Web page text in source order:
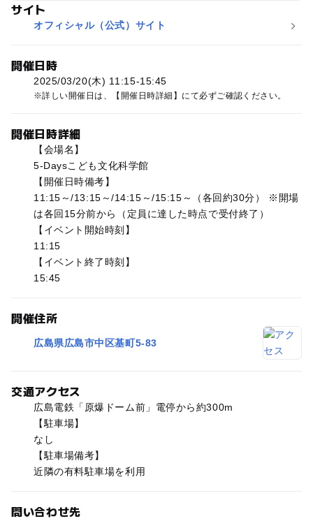
サイト
オフィシャル（公式）サイト
開催日時
2025/03/20(木) 11:15-15:45
詳しい開催日は、【開催日時詳細】にて必ずご確認ください。
開催日時詳細
【会場名】
5-Daysこども文化科学館
【開催日時備考】
11:15～/13:15～/14:15～/15:15～（各回約30分） ※開場
は各回15分前から（定員に達した時点で受付終了）
【イベント開始時刻】
11:15
【イベント終了時刻】
15:45
開催住所
広島県広島市中区基町5-83
交通アクセス
広島電鉄「原爆ドーム前」電停から約300m
【駐車場】
なし
【駐車場備考】
近隣の有料駐車場を利用
問い合わせ先